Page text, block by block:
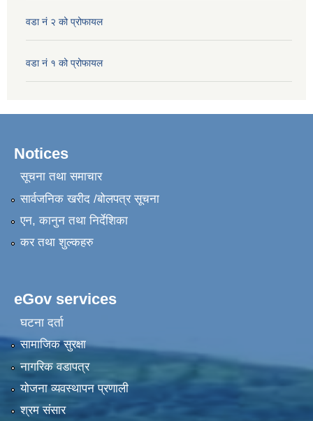
वडा नं २ को प्रोफायल
वडा नं १ को प्रोफायल
Notices
सूचना तथा समाचार
सार्वजनिक खरीद /बोलपत्र सूचना
एन, कानुन तथा निर्देशिका
कर तथा शुल्कहरु
eGov services
घटना दर्ता
सामाजिक सुरक्षा
नागरिक वडापत्र
योजना व्यवस्थापन प्रणाली
श्रम संसार